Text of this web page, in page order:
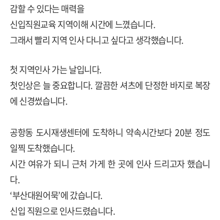
감할 수 있다는 매력을
신입직원교육 지역이해 시간에 느꼈습니다.
그래서 빨리 지역 인사 다니고 싶다고 생각했습니다.
첫 지역인사 가는 날입니다.
첫인상은 늘 중요합니다. 깔끔한 셔츠에 단정한 바지로 복장
에 신경썼습니다.
공항동 도시재생센터에 도착하니 약속시간보다 20분 정도
일찍 도착했습니다.
시간 여유가 되니 근처 가게 한 곳에 인사 드리고자 했습니
다.
‘부산대원어묵’에 갔습니다.
신입 직원으로 인사드렸습니다.